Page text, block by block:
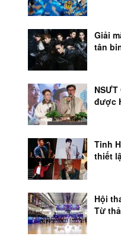
Giải
tân
được
Tinh
thiết
Hội
Từ